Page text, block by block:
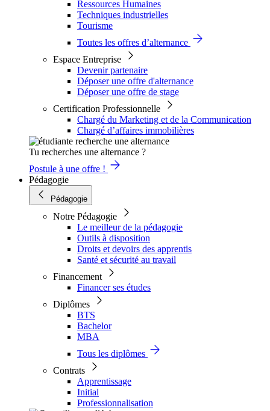
Ressources Humaines
Techniques industrielles
Tourisme
Toutes les offres d’alternance
Espace Entreprise
Devenir partenaire
Déposer une offre d'alternance
Déposer une offre de stage
Certification Professionnelle
Chargé du Marketing et de la Communication
Chargé d’affaires immobilières
Tu recherches une alternance ?
Postule à une offre !
Pédagogie
Pédagogie
Notre Pédagogie
Le meilleur de la pédagogie
Outils à disposition
Droits et devoirs des apprentis
Santé et sécurité au travail
Financement
Financer ses études
Diplômes
BTS
Bachelor
MBA
Tous les diplômes
Contrats
Apprentissage
Initial
Professionnalisation